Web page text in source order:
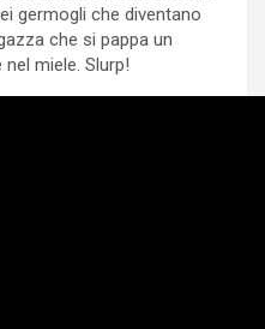
germogli che diventano
che si pappa un
miele. Slurp!